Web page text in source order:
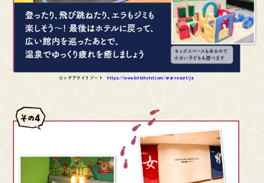
ロッテアライリゾート https://www.lottehotel.com/arai-resort/ja